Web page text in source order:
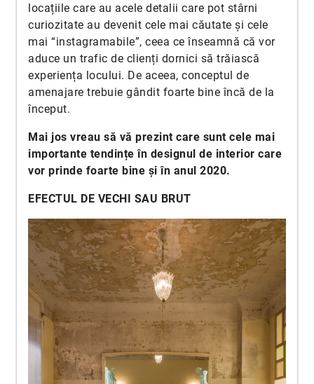
locațiile care au acele detalii care pot stârni
curiozitate au devenit cele mai căutate și cele
mai “instagramabile”, ceea ce înseamnă că vor
aduce un trafic de clienți dornici să trăiască
experiența locului. De aceea, conceptul de
amenajare trebuie gândit foarte bine încă de la
început.
Mai jos vreau să vă prezint care sunt cele mai
importante tendințe în designul de interior care
vor prinde foarte bine și în anul 2020.
EFECTUL DE VECHI SAU BRUT